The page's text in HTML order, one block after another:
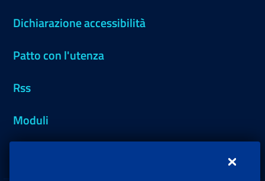
Dichiarazione accessibilità
Patto con l'utenza
Rss
Moduli